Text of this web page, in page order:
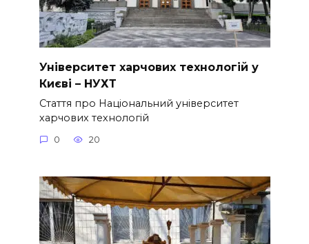
Університет харчових технологій у
Києві – НУХТ
Стаття про Національний університет
харчових технологій
0 20